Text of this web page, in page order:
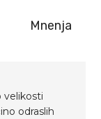
Mnenja
velikosti
odraslih